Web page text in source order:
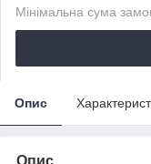
Мінімальна сума
Опис
Опис